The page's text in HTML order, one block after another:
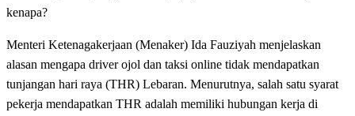
kenapa?
Menteri Ketenagakerjaan (Menaker) Ida Fauziyah menjelaskan
alasan mengapa driver ojol dan taksi online tidak mendapatkan
tunjangan hari raya (THR) Lebaran. Menurutnya, salah satu syarat
pekerja mendapatkan THR adalah memiliki hubungan kerja di